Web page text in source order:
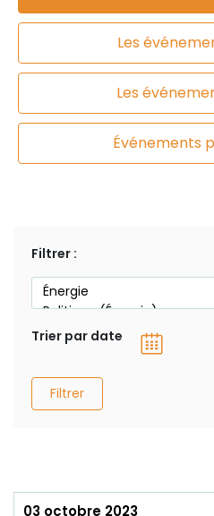
Les
Les
Événements
Filtrer :
Trier par date
Filtrer
03 octobre 2023